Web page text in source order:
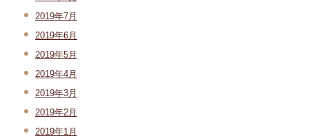
2019年7月
2019年6月
2019年5月
2019年4月
2019年3月
2019年2月
2019年1月